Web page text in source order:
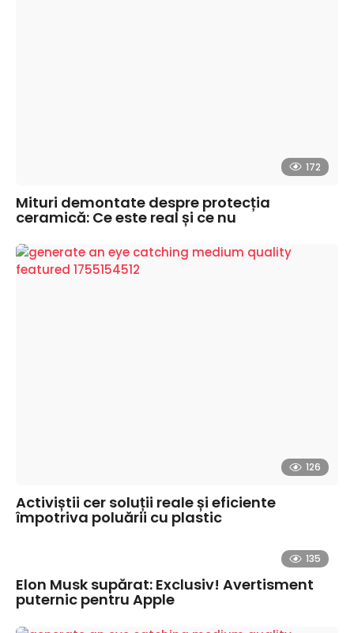
172
Mituri demontate despre protecția
ceramică: Ce este real și ce nu
126
Activiștii cer soluții reale și eficiente
împotriva poluării cu plastic
135
Elon Musk supărat: Exclusiv! Avertisment
puternic pentru Apple